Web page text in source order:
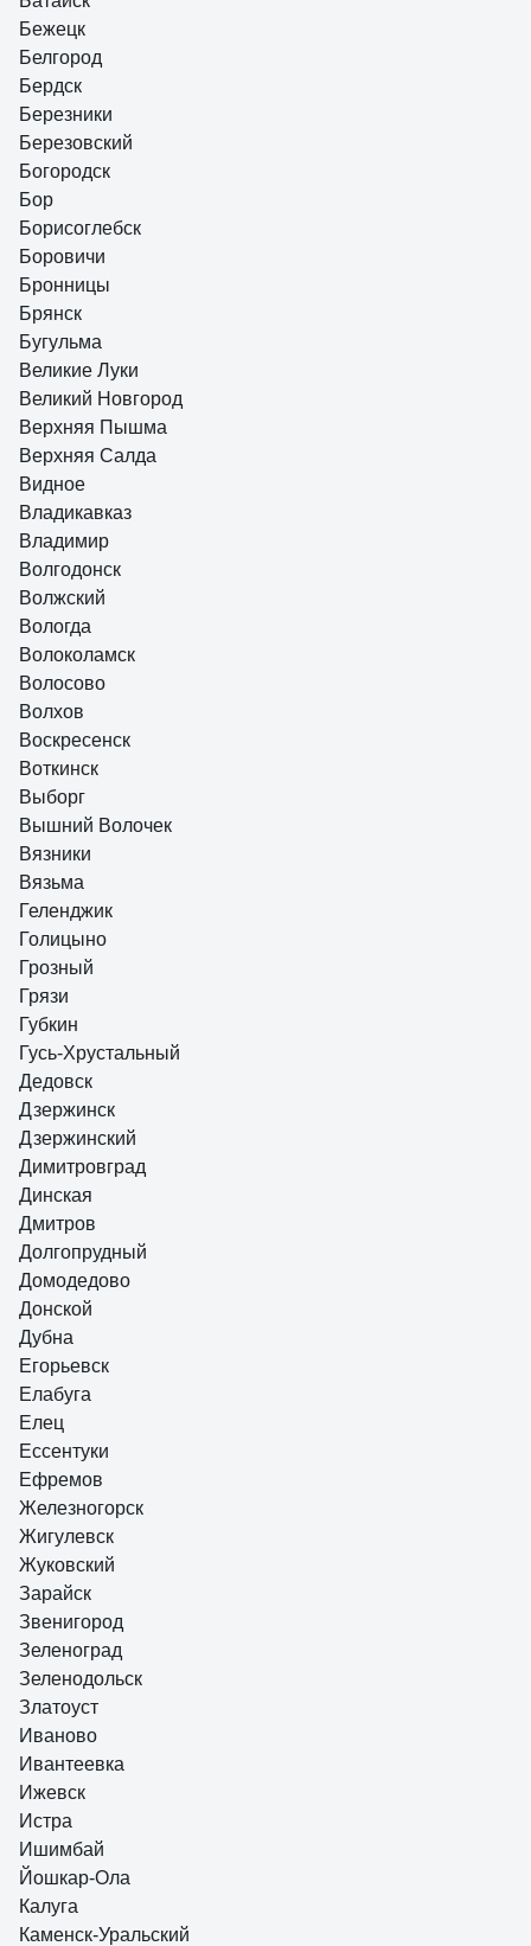
Бежецк
Белгород
Бердск
Березники
Березовский
Богородск
Бор
Борисоглебск
Боровичи
Бронницы
Брянск
Бугульма
Великие Луки
Великий Новгород
Верхняя Пышма
Верхняя Салда
Видное
Владикавказ
Владимир
Волгодонск
Волжский
Вологда
Волоколамск
Волосово
Волхов
Воскресенск
Воткинск
Выборг
Вышний Волочек
Вязники
Вязьма
Геленджик
Голицыно
Грозный
Грязи
Губкин
Гусь-Хрустальный
Дедовск
Дзержинск
Дзержинский
Димитровград
Динская
Дмитров
Долгопрудный
Домодедово
Донской
Дубна
Егорьевск
Елабуга
Елец
Ессентуки
Ефремов
Железногорск
Жигулевск
Жуковский
Зарайск
Звенигород
Зеленоград
Зеленодольск
Златоуст
Иваново
Ивантеевка
Ижевск
Истра
Ишимбай
Йошкар-Ола
Калуга
Каменск-Уральский